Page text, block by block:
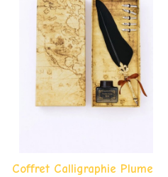
Coffret Calligraphie Plume